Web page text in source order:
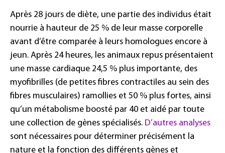
Après 28 jours de diète, une partie des individus était
nourrie à hauteur de 25 % de leur masse corporelle
avant d’être comparée à leurs homologues encore à
jeun. Après 24 heures, les animaux repus présentaient
une masse cardiaque 24,5 % plus importante, des
myofibrilles (de petites fibres contractiles au sein des
fibres musculaires) ramollies et 50 % plus fortes, ainsi
qu’un métabolisme boosté par 40 et aidé par toute
une collection de gènes spécialisés. D’autres analyses
sont nécessaires pour déterminer précisément la
nature et la fonction des différents gènes et